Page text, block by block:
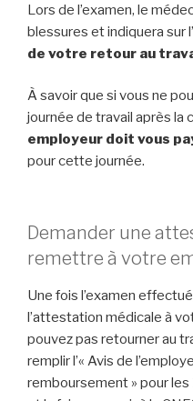
Lors de l’examen, le
blessures et indiquera sur
de votre retour au
À savoir que si vous ne
journée de travail après la
employeur doit vous
pour cette journée.
Demander une
remettre à votre
Une fois l’examen
l’attestation médicale à
pouvez pas retourner au
remplir l’« Avis de
remboursement » pour les